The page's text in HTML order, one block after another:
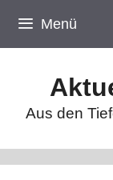
Inhalt
springen
Menü
Aus den